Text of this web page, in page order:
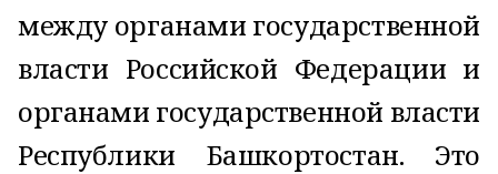
между органами государственной
власти Российской Федерации и
органами государственной власти
Республики Башкортостан. Это